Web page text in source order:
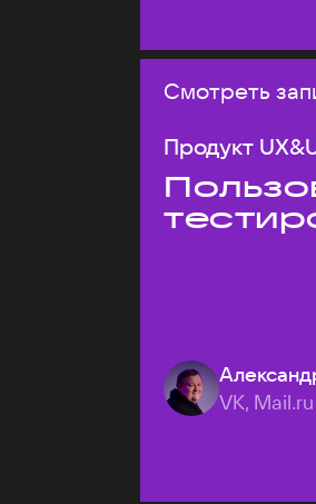
Смотреть
Продукт
VK, Mail.ru